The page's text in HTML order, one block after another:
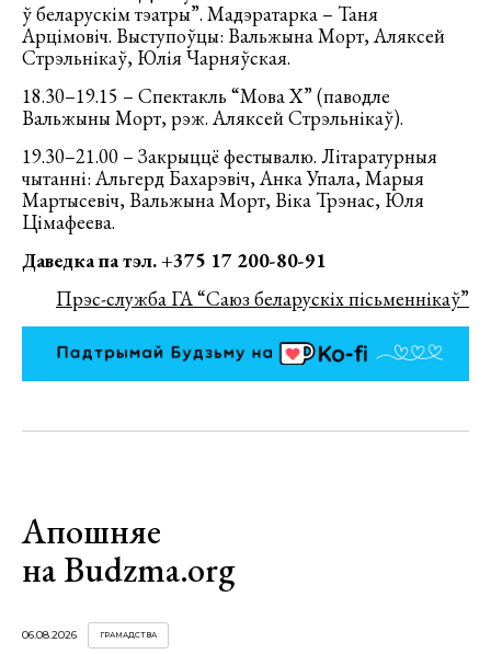
ў беларускім тэатры”. Мадэратарка – Таня
Арцімовіч. Выступоўцы: Вальжына Морт, Аляксей
Стрэльнікаў, Юлія Чарняўская.
18.30–19.15 – Спектакль “Мова Х” (паводле
Вальжыны Морт, рэж. Аляксей Стрэльнікаў).
19.30–21.00 – Закрыццё фестывалю. Літаратурныя
чытанні: Альгерд Бахарэвіч, Анка Упала, Марыя
Мартысевіч, Вальжына Морт, Віка Трэнас, Юля
Цімафеева.
Даведка па тэл. +375 17 200-80-91
Прэс-служба ГА “Саюз беларускіх пісьменнікаў”
Апошняе
на Budzma.org
06.08.2026 ГРАМАДСТВА